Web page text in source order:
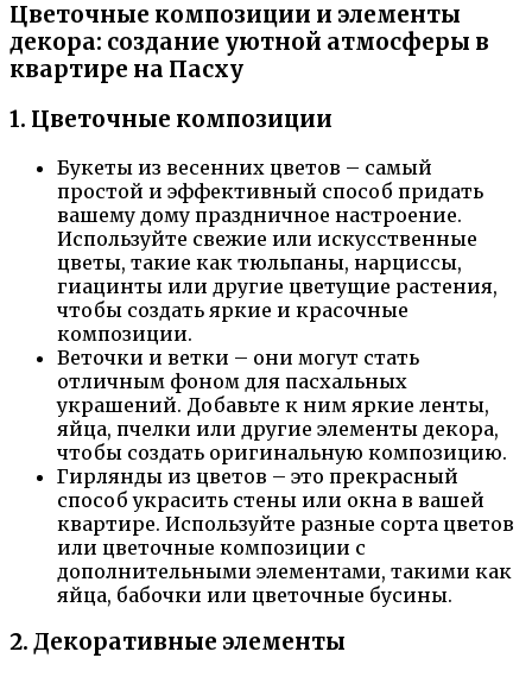
Цветочные композиции и элементы
декора: создание уютной атмосферы в
квартире на Пасху
1. Цветочные композиции
Букеты из весенних цветов – самый
простой и эффективный способ придать
вашему дому праздничное настроение.
Используйте свежие или искусственные
цветы, такие как тюльпаны, нарциссы,
гиацинты или другие цветущие растения,
чтобы создать яркие и красочные
композиции.
Веточки и ветки – они могут стать
отличным фоном для пасхальных
украшений. Добавьте к ним яркие ленты,
яйца, пчелки или другие элементы декора,
чтобы создать оригинальную композицию.
Гирлянды из цветов – это прекрасный
способ украсить стены или окна в вашей
квартире. Используйте разные сорта цветов
или цветочные композиции с
дополнительными элементами, такими как
яйца, бабочки или цветочные бусины.
2. Декоративные элементы